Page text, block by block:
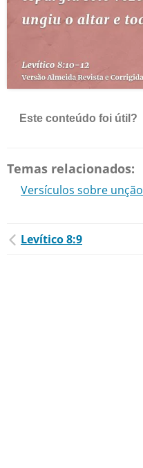
Este conteúdo foi útil?
Temas relacionados:
Versículos sobre unção
Levítico 8:9